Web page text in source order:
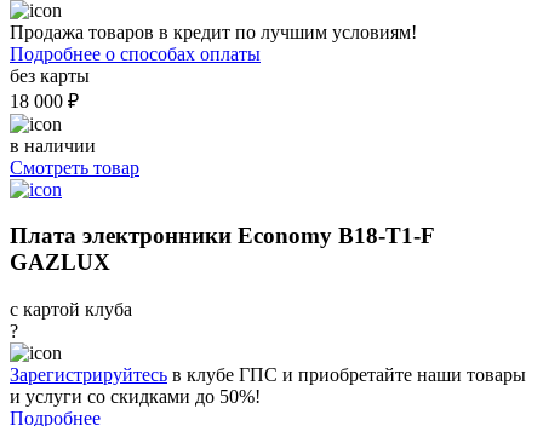
Продажа товаров в кредит по лучшим условиям!
Подробнее о способах оплаты
без карты
18 000 ₽
в наличии
Смотреть товар
Плата электронники Economy B18-T1-F
GAZLUX
с картой клуба
?
Зарегистрируйтесь в клубе ГПС и приобретайте наши товары
и услуги со скидками до 50%!
Подробнее